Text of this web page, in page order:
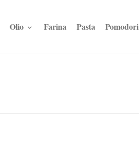
Olio Farina Pasta Pomodori